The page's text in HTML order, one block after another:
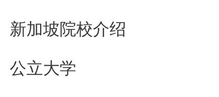
新加坡院校介绍
公立大学